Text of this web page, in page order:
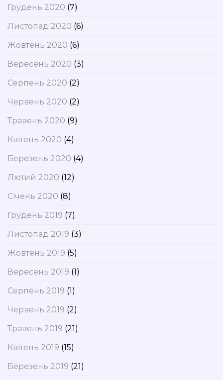
Грудень 2020 (7)
Листопад 2020 (6)
Жовтень 2020 (6)
Вересень 2020 (3)
Серпень 2020 (2)
Червень 2020 (2)
Травень 2020 (9)
Квітень 2020 (4)
Березень 2020 (4)
Лютий 2020 (12)
Січень 2020 (8)
Грудень 2019 (7)
Листопад 2019 (3)
Жовтень 2019 (5)
Вересень 2019 (1)
Серпень 2019 (1)
Червень 2019 (2)
Травень 2019 (21)
Квітень 2019 (15)
Березень 2019 (21)